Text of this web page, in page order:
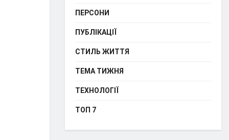
ПЕРСОНИ
ПУБЛІКАЦІЇ
СТИЛЬ ЖИТТЯ
ТЕМА ТИЖНЯ
ТЕХНОЛОГІЇ
ТОП 7